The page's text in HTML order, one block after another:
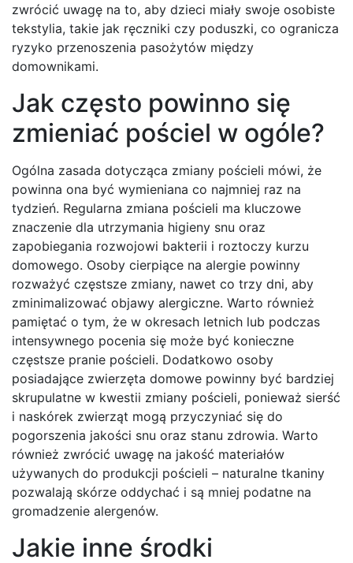
zwrócić uwagę na to, aby dzieci miały swoje osobiste
tekstylia, takie jak ręczniki czy poduszki, co ogranicza
ryzyko przenoszenia pasożytów między
domownikami.
Jak często powinno się
zmieniać pościel w ogóle?
Ogólna zasada dotycząca zmiany pościeli mówi, że
powinna ona być wymieniana co najmniej raz na
tydzień. Regularna zmiana pościeli ma kluczowe
znaczenie dla utrzymania higieny snu oraz
zapobiegania rozwojowi bakterii i roztoczy kurzu
domowego. Osoby cierpiące na alergie powinny
rozważyć częstsze zmiany, nawet co trzy dni, aby
zminimalizować objawy alergiczne. Warto również
pamiętać o tym, że w okresach letnich lub podczas
intensywnego pocenia się może być konieczne
częstsze pranie pościeli. Dodatkowo osoby
posiadające zwierzęta domowe powinny być bardziej
skrupulatne w kwestii zmiany pościeli, ponieważ sierść
i naskórek zwierząt mogą przyczyniać się do
pogorszenia jakości snu oraz stanu zdrowia. Warto
również zwrócić uwagę na jakość materiałów
używanych do produkcji pościeli – naturalne tkaniny
pozwalają skórze oddychać i są mniej podatne na
gromadzenie alergenów.
Jakie inne środki